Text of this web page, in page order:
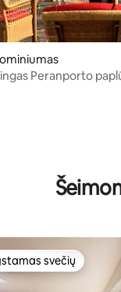
iš 5, atsiliepimų:
Peranporto
svečių
svečių